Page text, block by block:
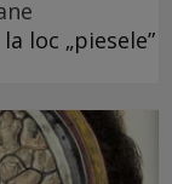
loc „piesele”